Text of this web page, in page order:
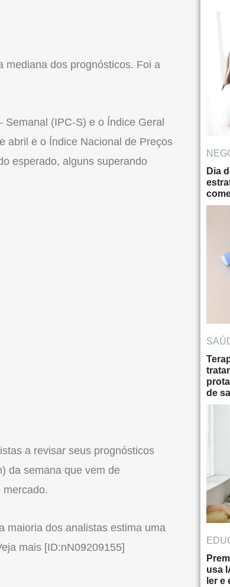
mediana dos prognósticos. Foi a
(IPC-S) e o Índice Geral
abril e o Índice Nacional de Preços
esperado, alguns superando
a revisar seus prognósticos
da semana que vem de
mercado.
maioria dos analistas estima uma
mais [ID:nN09209155]
Dia
de
usa
ler e